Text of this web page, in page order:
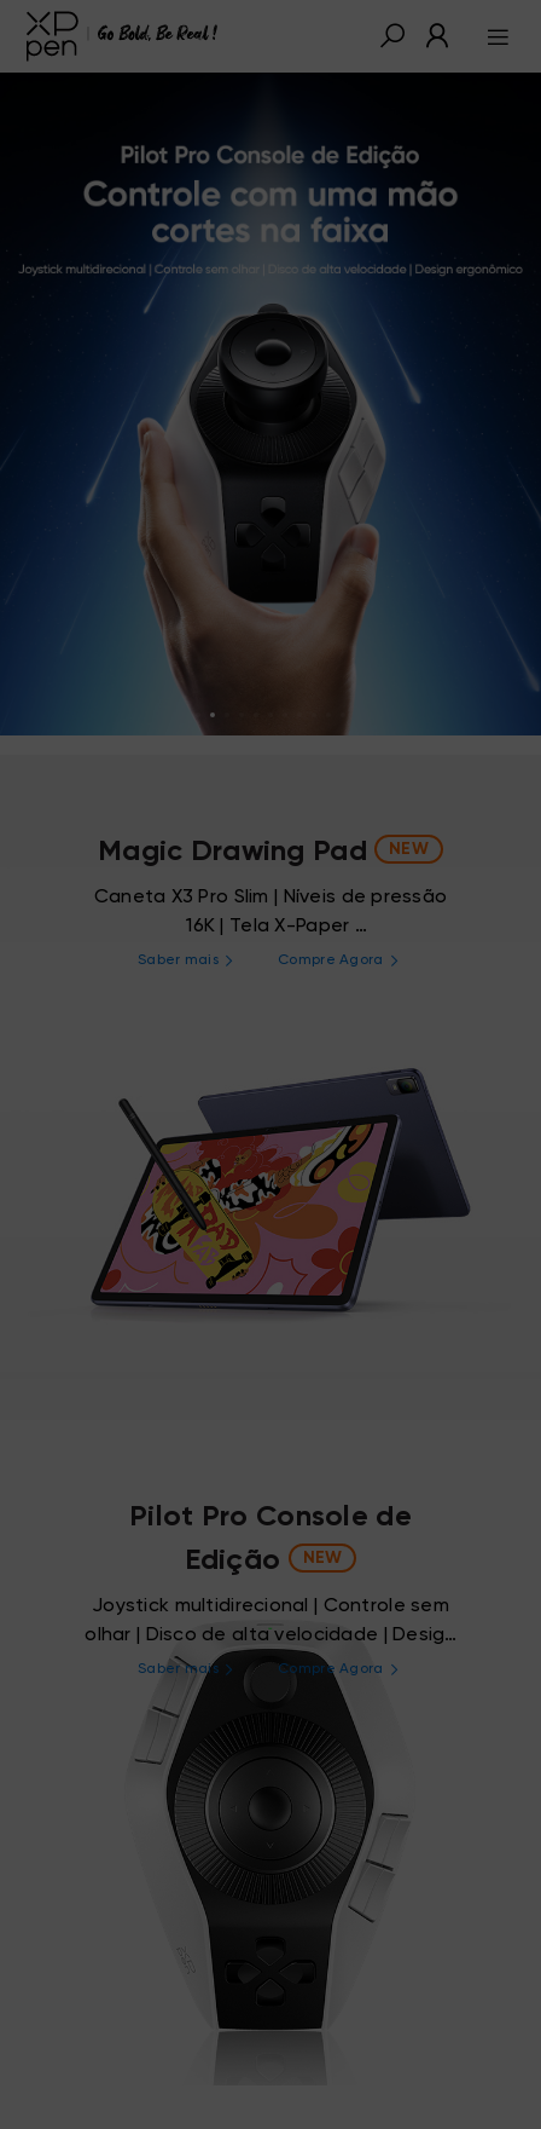
Magic Drawing Pad NEW
Caneta X3 Pro Slim | Níveis de pressão
16K | Tela X-Paper
Uma nova referência para desenho em
Saber mais Compre Agora
Pilot Pro Console de
Edição
NEW
Joystick multidirecional | Controle sem
olhar | Disco de alta velocidade | Design
ergonômico
Saber mais Compre Agora